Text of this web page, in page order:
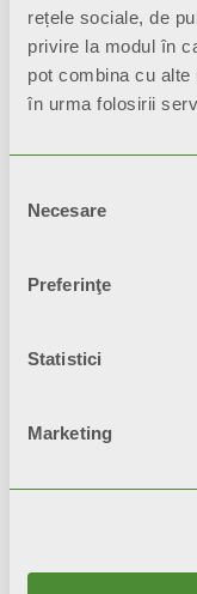
rețele sociale, de
privire la modul în
pot combina cu
în urma folosirii
consimțământului
Necesare
Preferinţe
Statistici
Marketing
Toate
instalării
vigoare şi